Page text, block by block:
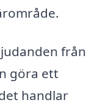
från
göra ett
handlar